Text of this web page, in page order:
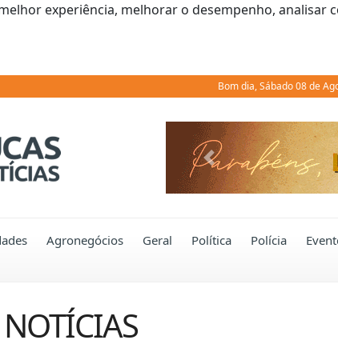
experiência, melhorar o desempenho,
Bom dia, Sábado 08 de
Previous
Agronegócios Geral Política Polícia